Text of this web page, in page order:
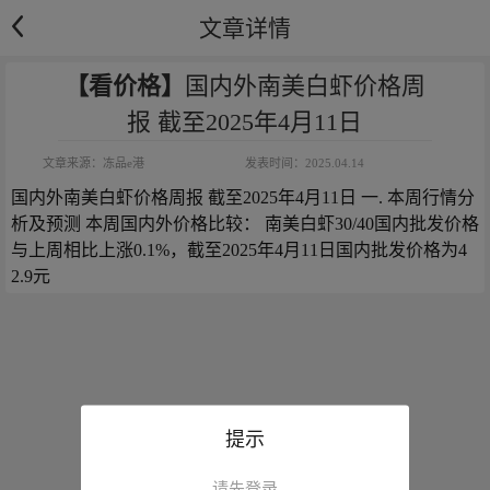
文章详情
【看价格】
国内外南美白虾价格周
报 截至2025年4月11日
文章来源： 冻品e港 发表时间： 2025.04.14
国内外南美白虾价格周报 截至2025年4月11日 一. 本周行情分
析及预测 本周国内外价格比较： 南美白虾30/40国内批发价格
与上周相比上涨0.1%，截至2025年4月11日国内批发价格为4
2.9元
提示